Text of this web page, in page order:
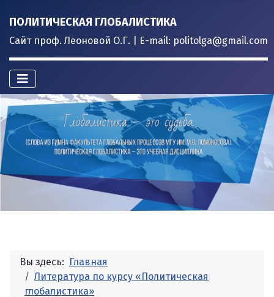
ПОЛИТИЧЕСКАЯ ГЛОБАЛИСТИКА
Сайт проф. Леоновой О.Г. | E-mail: politolga@gmail.com
Вы здесь: Главная
Литература по курсу «Политическая
глобалистика»